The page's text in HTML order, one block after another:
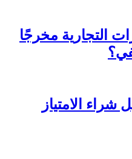
التجارية مخرجًا
شراء الامتياز